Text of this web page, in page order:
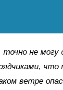
не могу
ветре